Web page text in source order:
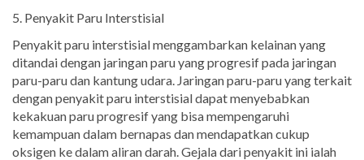
5. Penyakit Paru Interstisial
Penyakit paru interstisial menggambarkan kelainan yang
ditandai dengan jaringan paru yang progresif pada jaringan
paru-paru dan kantung udara. Jaringan paru-paru yang terkait
dengan penyakit paru interstisial dapat menyebabkan
kekakuan paru progresif yang bisa mempengaruhi
kemampuan dalam bernapas dan mendapatkan cukup
oksigen ke dalam aliran darah. Gejala dari penyakit ini ialah